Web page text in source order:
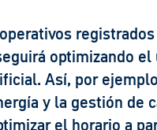
optimizando
Así, por
y la gestión de
el horario a